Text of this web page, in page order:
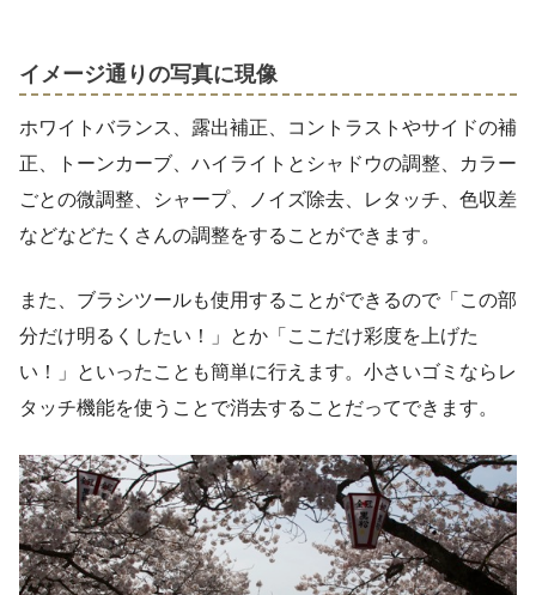
イメージ通りの写真に現像
ホワイトバランス、露出補正、コントラストやサイドの補
正、トーンカーブ、ハイライトとシャドウの調整、カラー
ごとの微調整、シャープ、ノイズ除去、レタッチ、色収差
などなどたくさんの調整をすることができます。
また、ブラシツールも使用することができるので「この部
分だけ明るくしたい！」とか「ここだけ彩度を上げた
い！」といったことも簡単に行えます。小さいゴミならレ
タッチ機能を使うことで消去することだってできます。